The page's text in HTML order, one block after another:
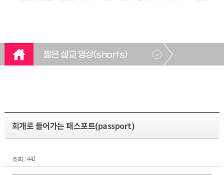
짧은 설교 영상(shorts)
회개로 들어가는 패스포트(passport)
조회 : 442